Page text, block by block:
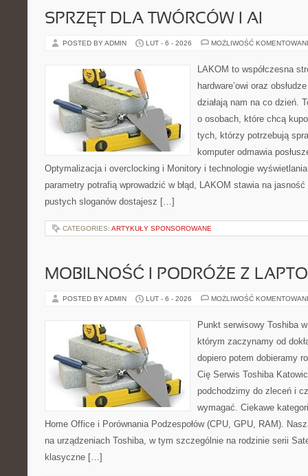
SPRZĘT DLA TWÓRCÓW I AI
POSTED BY ADMIN LUT - 6 - 2026 MOŻLIWOŚĆ
LAKOM to współczesna
hardware’owi oraz
działają nam na co dzień.
o osobach, które chcą
tych, którzy potrzebują
komputer odmawia
Optymalizacja i overclocking i Monitory i technologie
parametry potrafią wprowadzić w błąd, LAKOM stawia na
pustych sloganów dostajesz […]
CATEGORIES: ARTYKUŁY SPONSOROWANE
MOBILNOŚĆ I PODRÓŻE Z
POSTED BY ADMIN LUT - 6 - 2026 MOŻLIWOŚĆ
Punkt serwisowy Toshiba
którym zaczynamy od
dopiero potem dobieramy
Cię Serwis Toshiba
podchodzimy do zleceń i
wymagać. Ciekawe
Home Office i Porównania Podzespołów (CPU, GPU, RAM).
na urządzeniach Toshiba, w tym szczególnie na rodzinie serii
klasyczne […]